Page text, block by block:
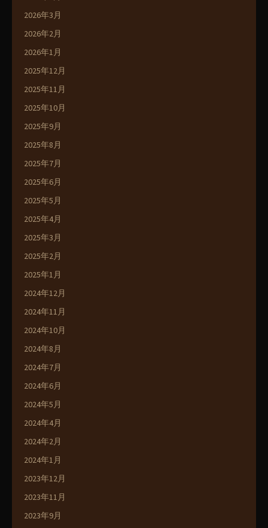
2026年3月
2026年2月
2026年1月
2025年12月
2025年11月
2025年10月
2025年9月
2025年8月
2025年7月
2025年6月
2025年5月
2025年4月
2025年3月
2025年2月
2025年1月
2024年12月
2024年11月
2024年10月
2024年8月
2024年7月
2024年6月
2024年5月
2024年4月
2024年2月
2024年1月
2023年12月
2023年11月
2023年9月